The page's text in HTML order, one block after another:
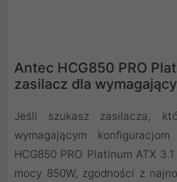
Antec HCG850 PRO
zasilacz dla
Jeśli szukasz zasilacza,
wymagającym
HCG850 PRO Platinum ATX
mocy 850W, zgodności z